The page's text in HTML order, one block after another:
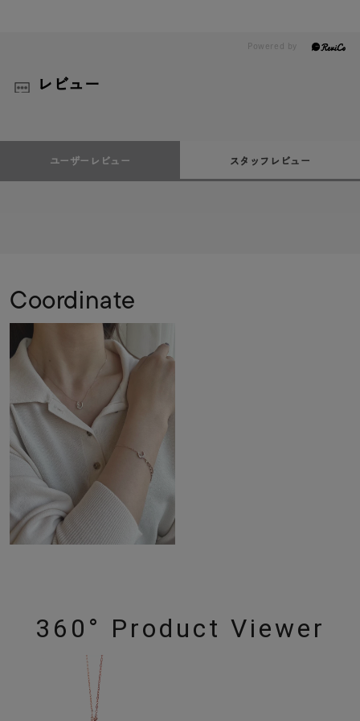
レビュー
ユーザーレビュー スタッフレビュー
Coordinate
360° Product Viewer